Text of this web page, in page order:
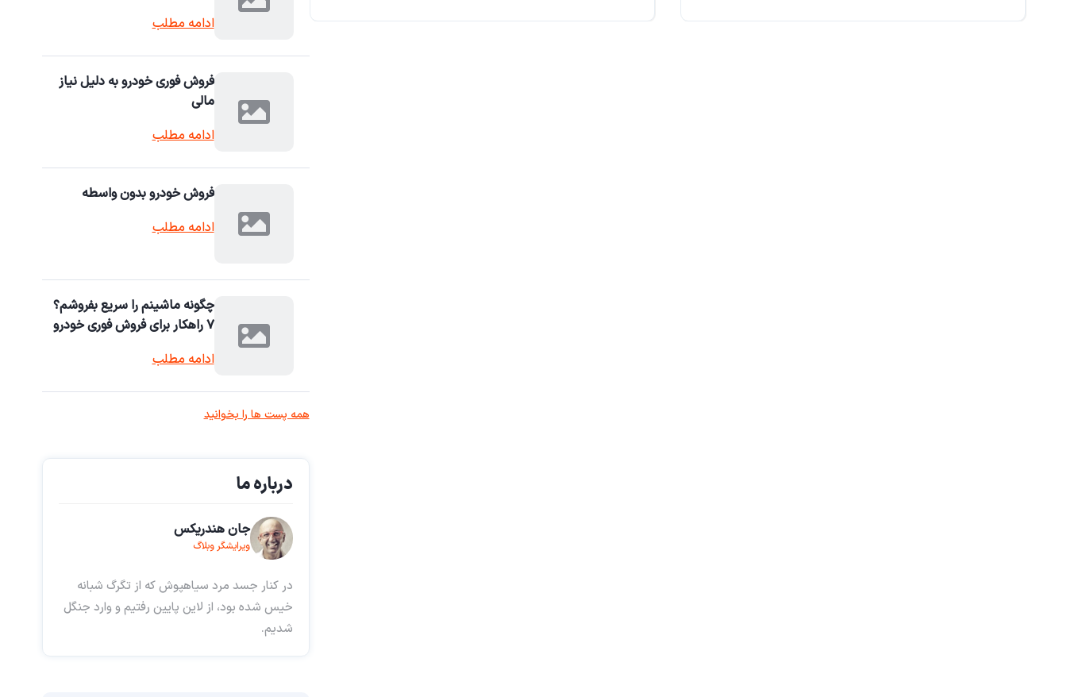
ادامه مطلب
فروش فوری خودرو به دلیل نیاز
مالی
ادامه مطلب
فروش خودرو بدون واسطه
ادامه مطلب
چگونه ماشینم را سریع بفروشم؟
۷ راهکار برای فروش فوری خودرو
ادامه مطلب
همه پست ها را بخوانید
درباره ما
جان هندریکس
ویرایشگر وبلاگ
در کنار جسد مرد سیاهپوش که از تگرگ شبانه
خیس شده بود، از لاین پایین رفتیم و وارد جنگل
شدیم.